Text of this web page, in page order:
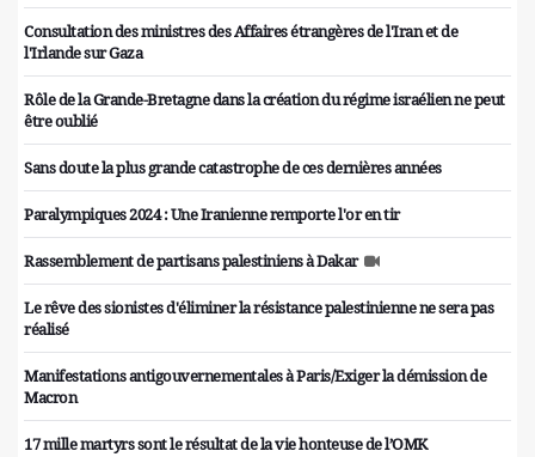
Consultation des ministres des Affaires étrangères de l'Iran et de
l'Irlande sur Gaza
Rôle de la Grande-Bretagne dans la création du régime israélien ne peut
être oublié
Sans doute la plus grande catastrophe de ces dernières années
Paralympiques 2024 : Une Iranienne remporte l'or en tir
Rassemblement de partisans palestiniens à Dakar
Le rêve des sionistes d'éliminer la résistance palestinienne ne sera pas
réalisé
Manifestations antigouvernementales à Paris/Exiger la démission de
Macron
17 mille martyrs sont le résultat de la vie honteuse de l’OMK